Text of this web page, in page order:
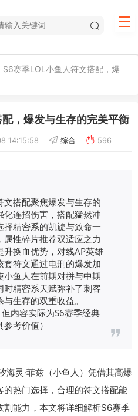
S6赛季LOL小鱼人符文搭配，爆
，爆发与生存的完美平衡
14:15:58 综合 596
文搭配聚焦爆发与生存的
连招伤害，搭配猛然冲
精密系的凯旋与致命一
性碎片推荐双适应之力
换血优势，对线AP英雄
符文通过电刑的爆发加
小鱼人在前期对拼与中期
精密系天赋弥补了刺客
生存的双重收益。
但内容实际为S6赛季经典
考价值）
灵·菲兹（小鱼人）凭借其高爆
热门选择，合理的符文搭配能
能力，本文将详细解析S6赛季